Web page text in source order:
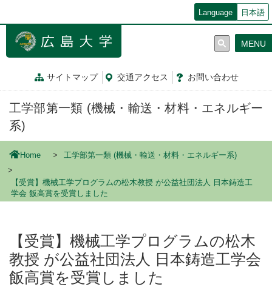
ン
Language 日本語
サイトマップ 交通アクセス お問い合わせ
MENU
工学部第一類 (機械・輸送・材料・エネルギー
系)
Home 工学部第一類 (機械・輸送・材料・エネルギー系)
【受賞】機械工学プログラムの松木教授 が公益社団法人 日本鋳造工
学会 飯高賞を受賞しました
【受賞】機械工学プログラムの松木
教授 が公益社団法人 日本鋳造工学会
飯高賞を受賞しました